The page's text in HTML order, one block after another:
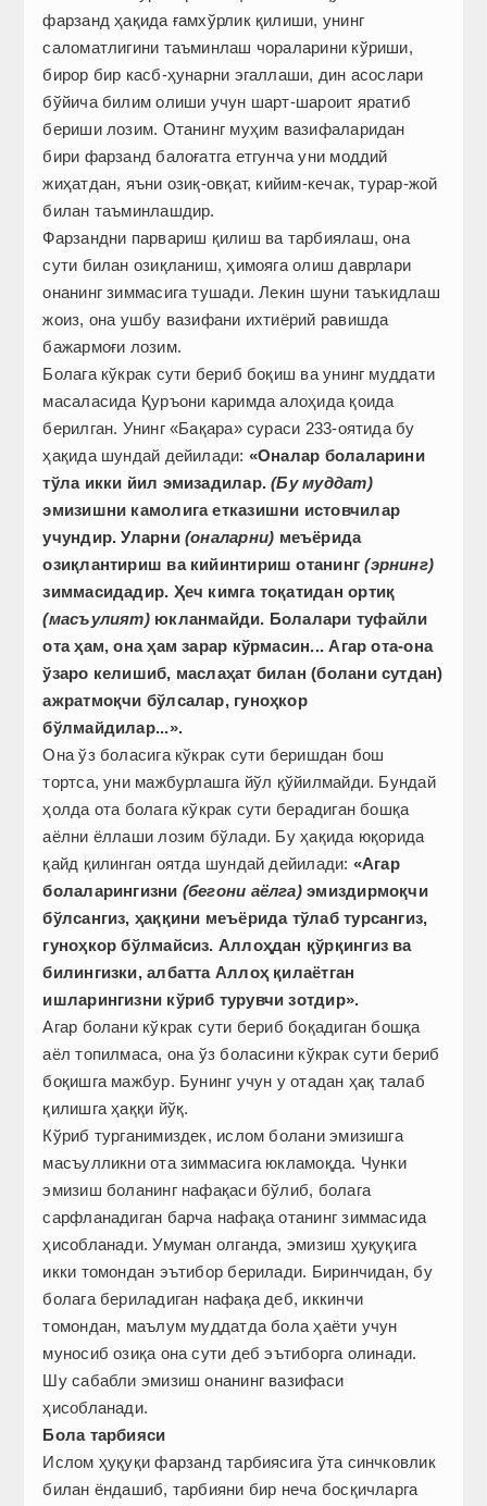
фарзанд ҳақида ғамхўрлик қилиши, унинг
саломатлигини таъминлаш чораларини кўриши,
бирор бир касб-ҳунарни эгаллаши, дин асослари
бўйича билим олиши учун шарт-шароит яратиб
бериши лозим. Отанинг муҳим вазифаларидан
бири фарзанд балоғатга етгунча уни моддий
жиҳатдан, яъни озиқ-овқат, кийим-кечак, турар-жой
билан таъминлашдир.
Фарзандни парвариш қилиш ва тарбиялаш, она
сути билан озиқланиш, ҳимояга олиш даврлари
онанинг зиммасига тушади. Лекин шуни таъкидлаш
жоиз, она ушбу вазифани ихтиёрий равишда
бажармоғи лозим.
Болага кўкрак сути бериб боқиш ва унинг муддати
масаласида Қуръони каримда алоҳида қоида
берилган. Унинг «Бақара» сураси 233-оятида бу
ҳақида шундай дейилади: «Оналар болаларини
тўла икки йил эмизадилар.(Бу муддат)
эмизишни камолига етказишни истовчилар
учундир. Уларни (оналарни) меъёрида
озиқлантириш ва кийинтириш отанинг(эрнинг)
зиммасидадир. Ҳеч кимга тоқатидан ортиқ
(масъулият) юкланмайди. Болалари туфайли
ота ҳам, она ҳам зарар кўрмасин... Агар ота-она
ўзаро келишиб, маслаҳат билан (болани сутдан)
ажратмоқчи бўлсалар, гуноҳкор
бўлмайдилар...».
Она ўз боласига кўкрак сути беришдан бош
тортса, уни мажбурлашга йўл қўйилмайди. Бундай
ҳолда ота болага кўкрак сути берадиган бошқа
аёлни ёллаши лозим бўлади. Бу ҳақида юқорида
қайд қилинган оятда шундай дейилади: «Агар
болаларингизни (бегони аёлга)эмиздирмоқчи
бўлсангиз, ҳаққини меъёрида тўлаб турсангиз,
гуноҳкор бўлмайсиз. Аллоҳдан қўрқингиз ва
билингизки, албатта Аллоҳ қилаётган
ишларингизни кўриб турувчи зотдир».
Агар болани кўкрак сути бериб боқадиган бошқа
аёл топилмаса, она ўз боласини кўкрак сути бериб
боқишга мажбур. Бунинг учун у отадан ҳақ талаб
қилишга ҳаққи йўқ.
Кўриб турганимиздек, ислом болани эмизишга
масъулликни ота зиммасига юкламоқда. Чунки
эмизиш боланинг нафақаси бўлиб, болага
сарфланадиган барча нафақа отанинг зиммасида
ҳисобланади. Умуман олганда, эмизиш ҳуқуқига
икки томондан эътибор берилади. Биринчидан, бу
болага бериладиган нафақа деб, иккинчи
томондан, маълум муддатда бола ҳаёти учун
муносиб озиқа она сути деб эътиборга олинади.
Шу сабабли эмизиш онанинг вазифаси
ҳисобланади.
Бола тарбияси
Ислом ҳуқуқи фарзанд тарбиясига ўта синчковлик
билан ёндашиб, тарбияни бир неча босқичларга